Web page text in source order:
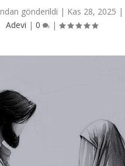
gönderildi | Kas 28, 2025 |
Adevi | 0 |